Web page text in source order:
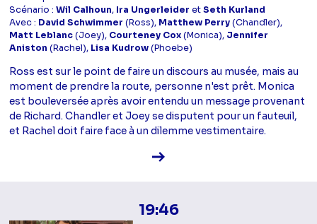
Scénario :Wil Calhoun, Ira Ungerleider etSeth Kurland
Avec : David Schwimmer (Ross), Matthew Perry(Chandler),
Matt Leblanc(Joey), Courteney Cox(Monica), Jennifer
Aniston (Rachel), Lisa Kudrow(Phoebe)
Ross est sur le point de faire un discours au musée, mais au
moment de prendre la route, personne n'est prêt. Monica
est bouleversée après avoir entendu un message provenant
de Richard. Chandler et Joey se disputent pour un fauteuil,
et Rachel doit faire face à un dilemme vestimentaire.
Voir la fiche diffusion
19:46